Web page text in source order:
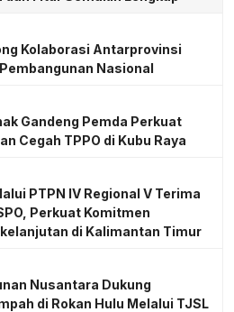
Kolaborasi Antarprovinsi
Nasional
Gandeng Pemda Perkuat
Cegah TPPO di Kubu Raya
PTPN IV Regional V Terima
Perkuat Komitmen
di Kalimantan Timur
Nusantara Dukung
di Rokan Hulu Melalui TJSL